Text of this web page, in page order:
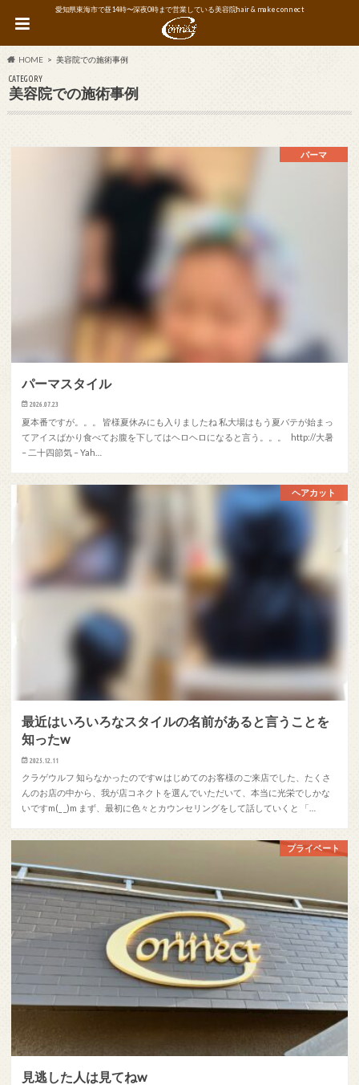
愛知県東海市で昼14時〜深夜0時まで営業している美容院hair & make connect
HOME 美容院での施術事例
CATEGORY
美容院での施術事例
パーマ
パーマスタイル
2026.07.23
夏本番ですが。。。 皆様夏休みにも入りましたね 私大場はもう夏バテが始まっ
てアイスばかり食べてお腹を下してはヘロヘロになると言う。。。 http://大暑
– 二十四節気 – Yah…
ヘアカット
最近はいろいろなスタイルの名前があると言うことを
知ったw
2025.12.11
クラゲウルフ 知らなかったのですw はじめてのお客様のご来店でした、たくさ
んのお店の中から、我が店コネクトを選んでいただいて、本当に光栄でしかな
いですm(_ _)m まず、最初に色々とカウンセリングをして話していくと 「…
プライベート
見逃した人は見てねw